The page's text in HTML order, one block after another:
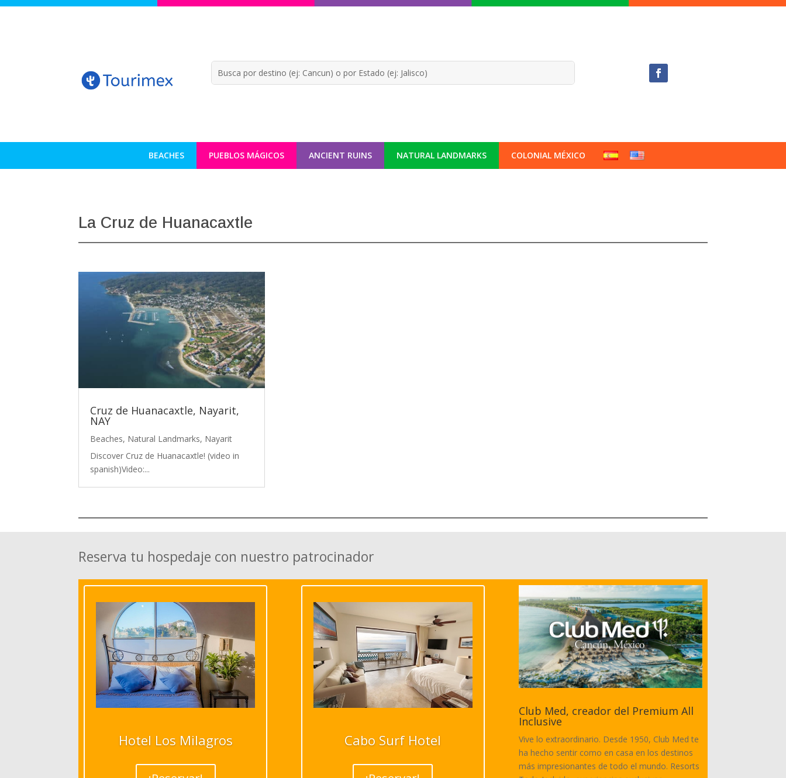
BEACHES PUEBLOS MÁGICOS ANCIENT RUINS NATURAL LANDMARKS COLONIAL MÉXICO
La Cruz de Huanacaxtle
Cruz de Huanacaxtle, Nayarit,
NAY
Beaches, Natural Landmarks, Nayarit
Discover Cruz de Huanacaxtle! (video in
spanish)Video:...
Reserva tu hospedaje con nuestro patrocinador
Hotel Los Milagros Cabo Surf Hotel
Club Med, creador del Premium All
Inclusive
Vive lo extraordinario. Desde 1950, Club Med te
ha hecho sentir como en casa en los destinos
más impresionantes de todo el mundo. Resorts